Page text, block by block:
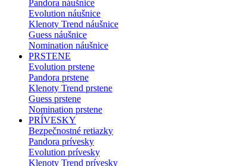
Pandora náušnice
Evolution náušnice
Klenoty Trend náušnice
Guess náušnice
Nomination náušnice
PRSTENE
Evolution prstene
Pandora prstene
Klenoty Trend prstene
Guess prstene
Nomination prstene
PRÍVESKY
Bezpečnostné retiazky
Pandora prívesky
Evolution prívesky
Klenoty Trend prívesky